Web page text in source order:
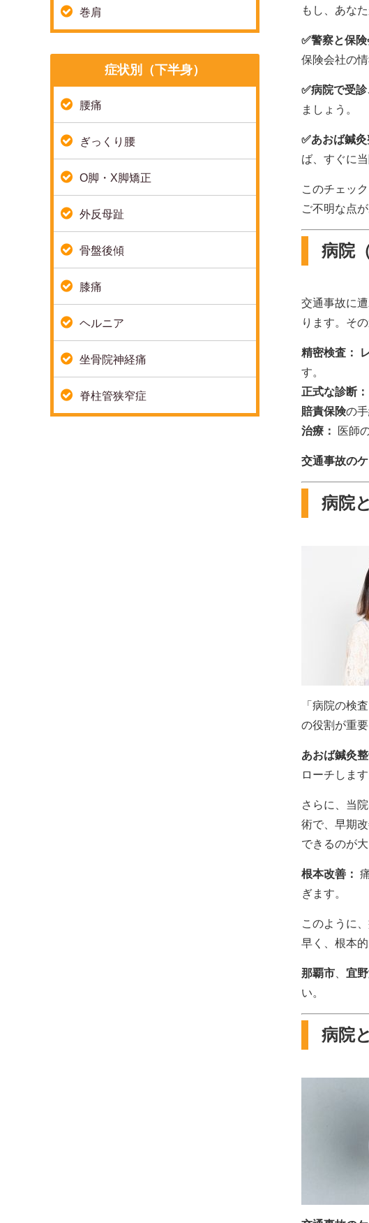
もし、あな
✅警察と保険
保険会社の
✅病院で受
ましょう。
✅あおば鍼
ば、すぐに
このチェッ
ご不明な点
病院
交通事故に
ります。そ
精密検査：
す。
正式な診断：
賠責保険の
治療：
医師
交通事故の
病院
「病院の検
の役割が重要
あおば鍼灸
ローチします
さらに、当院
術で、早期
できるのが
根本改善：
ぎます。
このように
早く、根本
那覇市 宜
い。
病院
巻肩
症状別（下半身）
腰痛
ぎっくり腰
O脚・X脚矯正
外反母趾
骨盤後傾
膝痛
ヘルニア
坐骨院神経痛
脊柱管狭窄症